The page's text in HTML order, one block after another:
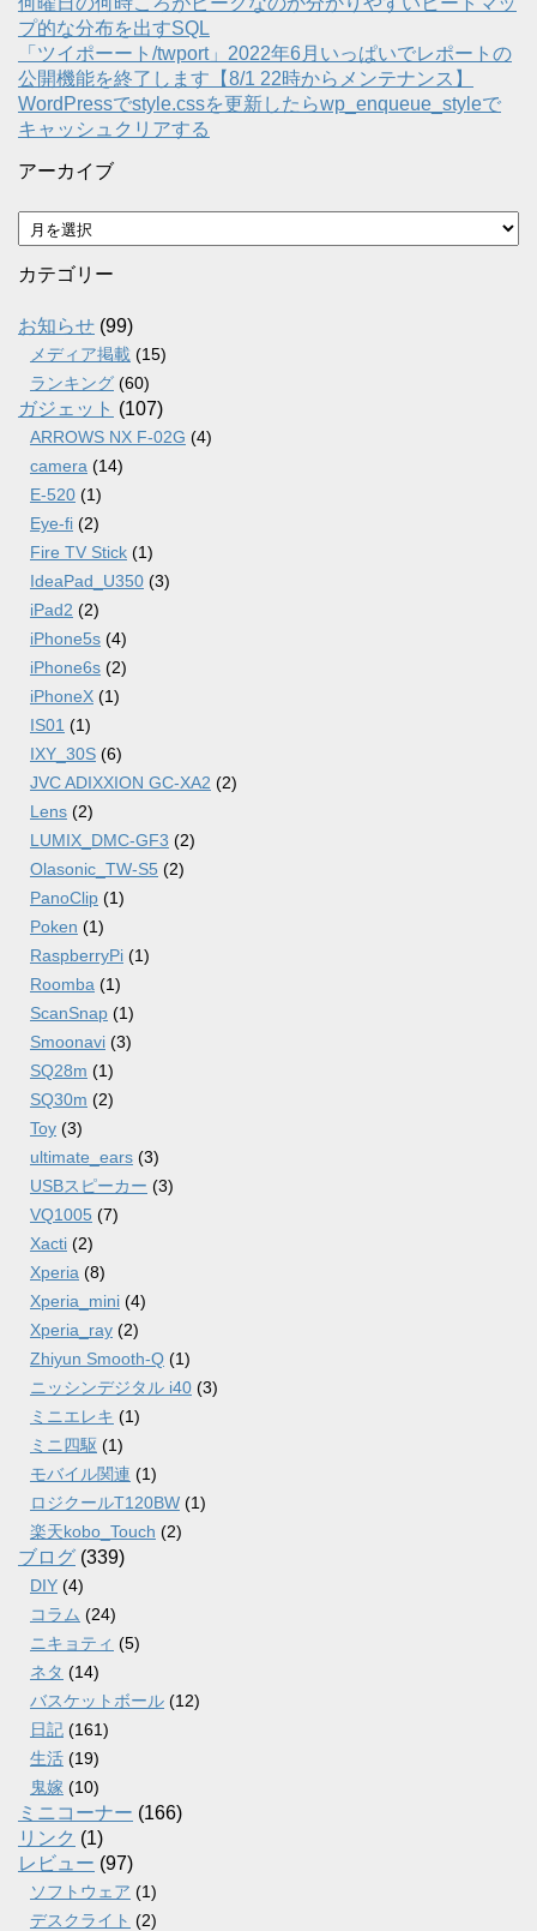
プ的な分布を出すSQL
「ツイポーート/twport」2022年6月いっぱいでレポートの
公開機能を終了します【8/1 22時からメンテナンス】
WordPressでstyle.cssを更新したらwp_enqueue_styleで
キャッシュクリアする
アーカイブ
ア
ー
カ
ブ
カテゴリー
お知らせ (99)
メディア掲載 (15)
ランキング (60)
ガジェット (107)
ARROWS NX F-02G (4)
camera (14)
E-520 (1)
Eye-fi (2)
Fire TV Stick (1)
IdeaPad_U350 (3)
iPad2 (2)
iPhone5s (4)
iPhone6s (2)
iPhoneX (1)
IS01 (1)
IXY_30S (6)
JVC ADIXXION GC-XA2 (2)
Lens (2)
LUMIX_DMC-GF3 (2)
Olasonic_TW-S5 (2)
PanoClip (1)
Poken (1)
RaspberryPi (1)
Roomba (1)
ScanSnap (1)
Smoonavi (3)
SQ28m (1)
SQ30m (2)
Toy (3)
ultimate_ears (3)
USBスピーカー (3)
VQ1005 (7)
Xacti (2)
Xperia (8)
Xperia_mini (4)
Xperia_ray (2)
Zhiyun Smooth-Q (1)
ニッシンデジタル i40 (3)
ミニエレキ (1)
ミニ四駆 (1)
モバイル関連 (1)
ロジクールT120BW (1)
楽天kobo_Touch (2)
ブログ (339)
DIY (4)
コラム (24)
ニキョティ (5)
ネタ (14)
バスケットボール (12)
日記 (161)
生活 (19)
鬼嫁 (10)
ミニコーナー (166)
リンク (1)
レビュー (97)
ソフトウェア (1)
デスクライト (2)